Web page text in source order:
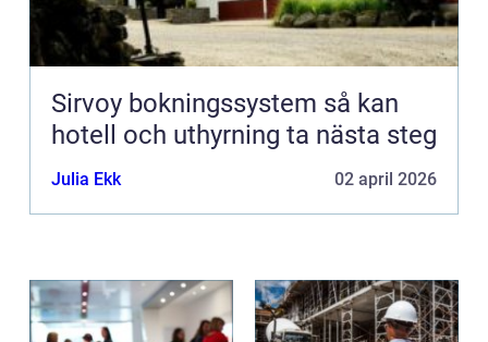
Sirvoy bokningssystem så kan
hotell och uthyrning ta nästa steg
Julia Ekk 02 april 2026